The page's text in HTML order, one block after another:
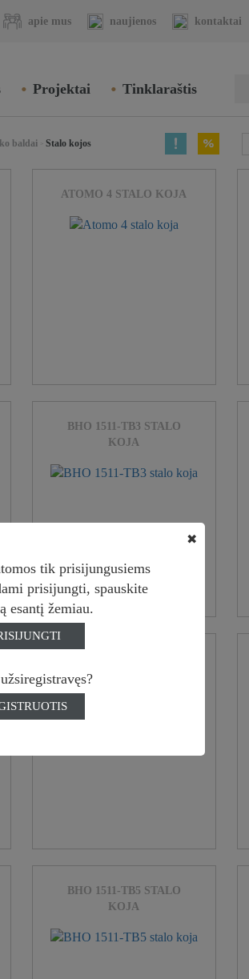
apie mus naujienos kontaktai
Projektai Tinklaraštis
baldai >Stalo kojos
ATOMO 4 STALO KOJA
BHO 1511-TB3 STALO
KOJA
BHO 1511-TB5 STALO
KOJA
tik prisijungusiems
prisijungti, spauskite
esantį žemiau.
✖